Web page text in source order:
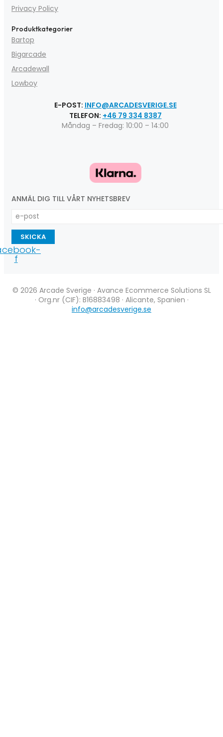
Privacy Policy
Produktkategorier
Bartop
Bigarcade
Arcadewall
Lowboy
E-POST: INFO@ARCADESVERIGE.SE
TELEFON: +46 79 334 8387
Måndag – Fredag: 10:00 – 14:00
ANMÄL DIG TILL VÅRT NYHETSBREV
SKICKA
f
© 2026 Arcade Sverige · Avance Ecommerce Solutions SL
· Org.nr (CIF): B16883498 · Alicante, Spanien ·
info@arcadesverige.se